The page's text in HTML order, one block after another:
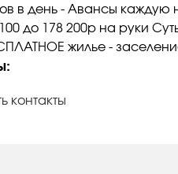
в день - Авансы
до 178 200р на руки
жилье -
контакты